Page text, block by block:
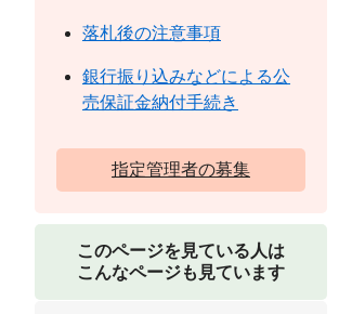
落札後の注意事項
銀行振り込みなどによる公
売保証金納付手続き
指定管理者の募集
このページを見ている人は
こんなページも見ています